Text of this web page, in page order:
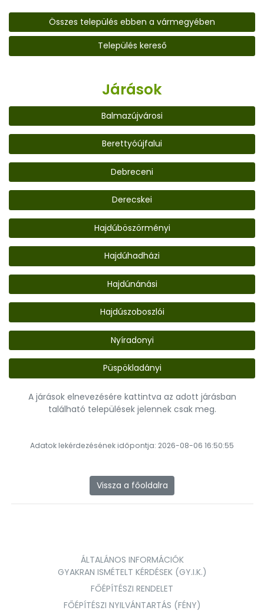
Összes település ebben a vármegyében
Település kereső
Járások
Balmazújvárosi
Berettyóújfalui
Debreceni
Derecskei
Hajdúböszörményi
Hajdúhadházi
Hajdúnánási
Hajdúszoboszlói
Nyíradonyi
Püspökladányi
A járások elnevezésére kattintva az adott járásban
található települések jelennek csak meg.
Adatok lekérdezésének időpontja: 2026-08-06 16:50:55
Vissza a főoldalra
ÁLTALÁNOS INFORMÁCIÓK
GYAKRAN ISMÉTELT KÉRDÉSEK (GY.I.K.)
FŐÉPÍTÉSZI RENDELET
FŐÉPÍTÉSZI NYILVÁNTARTÁS (FÉNY)